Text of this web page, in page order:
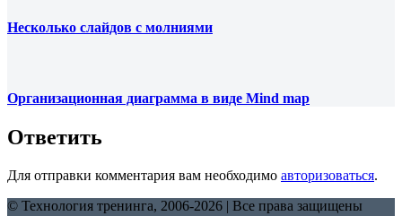
Несколько слайдов с молниями
Организационная диаграмма в виде Mind map
Ответить
Для отправки комментария вам необходимо авторизоваться.
© Технология тренинга, 2006-2026 | Все права защищены